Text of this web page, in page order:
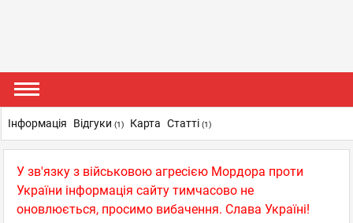
У зв'язку з військовою агресією Мордора проти
України інформація сайту тимчасово не
оновлюється, просимо вибачення. Слава Україні!
Інформація Відгуки (1) Карта Статті (1)